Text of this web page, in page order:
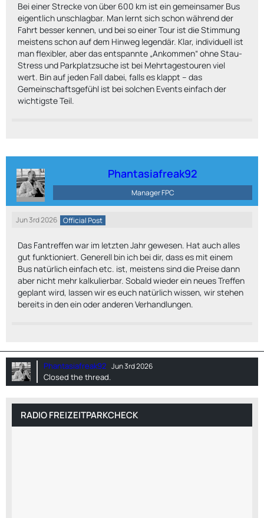
Bei einer Strecke von über 600 km ist ein gemeinsamer Bus
eigentlich unschlagbar. Man lernt sich schon während der
Fahrt besser kennen, und bei so einer Tour ist die Stimmung
meistens schon auf dem Hinweg legendär. Klar, individuell ist
man flexibler, aber das entspannte „Ankommen“ ohne Stau-
Stress und Parkplatzsuche ist bei Mehrtagestouren viel
wert. Bin auf jeden Fall dabei, falls es klappt – das
Gemeinschaftsgefühl ist bei solchen Events einfach der
wichtigste Teil.
Phantasiafreak92
Manager FPC
Jun 3rd 2026 Official Post
Das Fantreffen war im letzten Jahr gewesen. Hat auch alles
gut funktioniert. Generell bin ich bei dir, dass es mit einem
Bus natürlich einfach etc. ist, meistens sind die Preise dann
aber nicht mehr kalkulierbar. Sobald wieder ein neues Treffen
geplant wird, lassen wir es euch natürlich wissen, wir stehen
bereits in den ein oder anderen Verhandlungen.
Phantasiafreak92 Jun 3rd 2026
Closed the thread.
RADIO FREIZEITPARKCHECK